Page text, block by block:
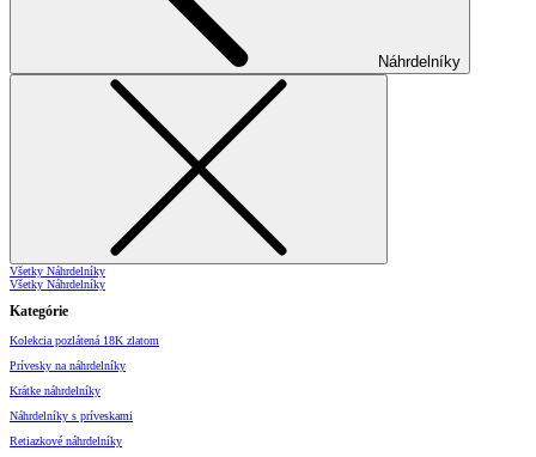
Náhrdelníky
Všetky Náhrdelníky
Všetky Náhrdelníky
Kategórie
Kolekcia pozlátená 18K zlatom
Prívesky na náhrdelníky
Krátke náhrdelníky
Náhrdelníky s príveskami
Retiazkové náhrdelníky